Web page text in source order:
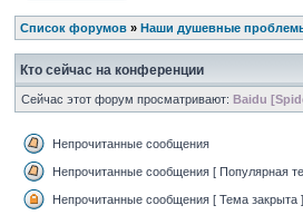
Список форумов »Наши душевные
Кто сейчас на конференции
Сейчас этот форум просматривают:Baidu
Непрочитанные сообщения
Непрочитанные сообщения [ Популярная
Непрочитанные сообщения [ Тема закрыта ]